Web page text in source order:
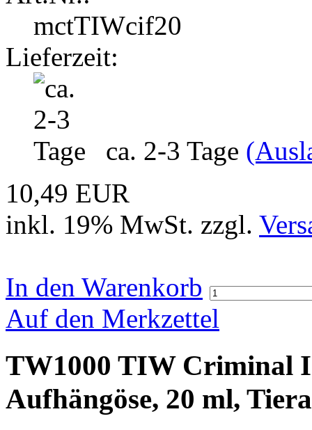
mctTIWcif20
Lieferzeit:
ca. 2-3 Tage
10,49 EUR
inkl. 19% MwSt. zzgl.
In den Warenkorb
Auf den Merkzettel
TW1000 TIW Criminal
Aufhängöse, 20 ml,